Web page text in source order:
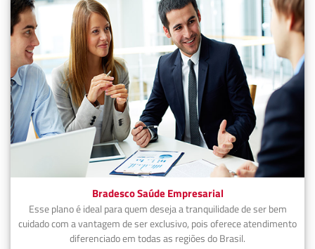
Bradesco Saúde Empresarial
Esse plano é ideal para quem deseja a tranquilidade de ser bem
cuidado com a vantagem de ser exclusivo, pois oferece atendimento
diferenciado em todas as regiões do Brasil.